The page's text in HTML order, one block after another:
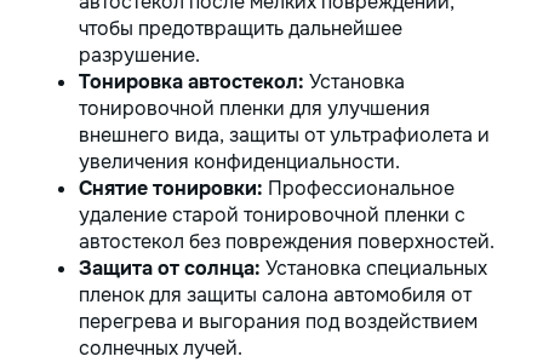
чтобы предотвращить дальнейшее
разрушение.
Тонировка автостекол: Установка
тонировочной пленки для улучшения
внешнего вида, защиты от ультрафиолета и
увеличения конфиденциальности.
Снятие тонировки: Профессиональное
удаление старой тонировочной пленки с
автостекол без повреждения поверхностей.
Защита от солнца: Установка специальных
пленок для защиты салона автомобиля от
перегрева и выгорания под воздействием
солнечных лучей.